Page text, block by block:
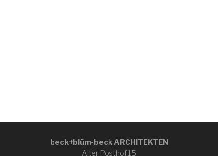
beck+blüm-beck ARCHITEKTEN
Alter Posthof 15